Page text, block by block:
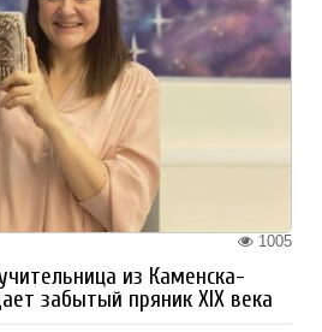
1005
из Каменска-
забытый пряник XIX века